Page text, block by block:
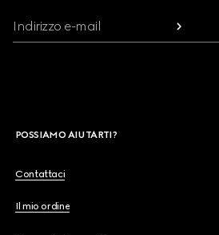
Indirizzo e-mail
POSSIAMO AIUTARTI?
Contattaci
Il mio ordine